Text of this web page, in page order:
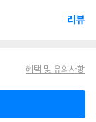
리뷰
혜택 및 유의사항